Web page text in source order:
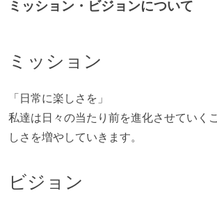
Code）の環境が整備されている
人事情報や秘匿性の高い内容を除い
いる
KPI などチームの目標・実績値につ
誰もがいつでも閲覧可能になっている
レッジの共有を積極的に行っている
ミッション・ビジョンについて
ミッション
「日常に楽しさを」
私達は日々の当たり前を進化させていく
しさを増やしていきます。
ビジョン